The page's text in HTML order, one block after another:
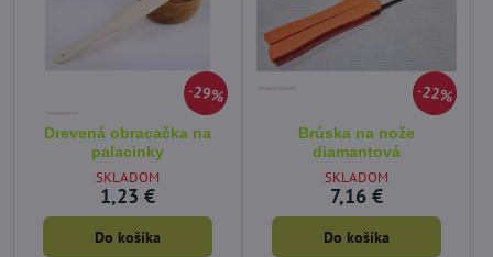
29%
Drevená obracačka na
palacinky
SKLADOM
1,23 €
Do košíka
22%
Brúska na nože
diamantová
SKLADOM
7,16 €
Do košíka